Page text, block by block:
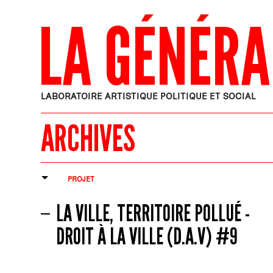
LA
LABORATOIRE ARTISTIQUE POLITIQUE ET SOCIAL
ARCHIVES
PROJET
LA VILLE, TERRITOIRE POLLUÉ -
DROIT À LA VILLE (D.A.V) #9